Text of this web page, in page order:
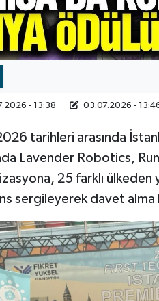
- 13:38 03.07.2026 -
tarihleri arasında
Lavender Robotics,
25 farklı ülkeden
sergileyerek davet alma